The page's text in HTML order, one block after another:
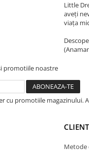
Little
aveți
viața
promotiile noastre
cu promotiile magazinului.
Metode